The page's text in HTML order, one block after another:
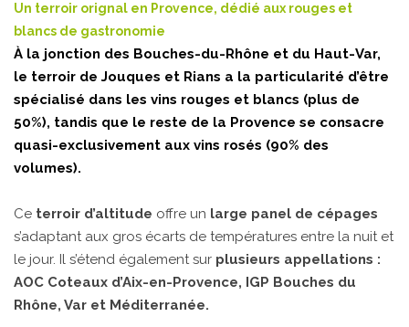
Un terroir orignal en Provence, dédié aux rouges et
blancs de gastronomie
À la jonction des Bouches-du-Rhône et du Haut-Var,
le terroir de Jouques et Rians a la particularité d’être
spécialisé dans les vins rouges et blancs (plus de
50%), tandis que le reste de la Provence se consacre
quasi-exclusivement aux vins rosés (90% des
volumes).
Ce terroir d’altitude offre un large panel de cépages
s’adaptant aux gros écarts de températures entre la nuit et
le jour. Il s’étend également sur plusieurs appellations :
AOC Coteaux d’Aix-en-Provence, IGP Bouches du
Rhône, Var et Méditerranée.